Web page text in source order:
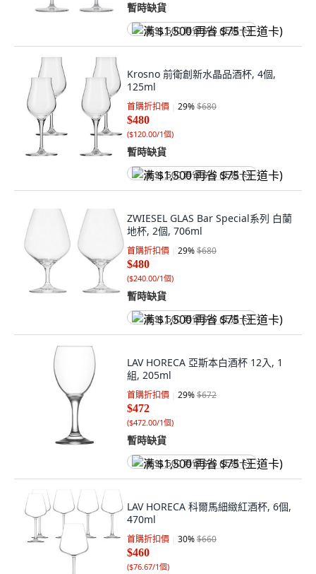
暫時缺貨
满 $1,500 再省 $75 (王道卡)
Krosno 前衛創新水晶品酒杯, 4個,
125ml
首購折扣價 29%$680
$480
($120.00/1個)
暫時缺貨
满 $1,500 再省 $75 (王道卡)
ZWIESEL GLAS Bar Special系列 白蘭
地杯, 2個, 706ml
首購折扣價 29%$680
$480
($240.00/1個)
暫時缺貨
满 $1,500 再省 $75 (王道卡)
LAV HORECA 亞斯本白酒杯 12入, 1
組, 205ml
首購折扣價 29%$672
$472
($472.00/1個)
暫時缺貨
满 $1,500 再省 $75 (王道卡)
LAV HORECA 科爾馬細緻紅酒杯, 6個,
470ml
首購折扣價 30%$660
$460
($76.67/1個)